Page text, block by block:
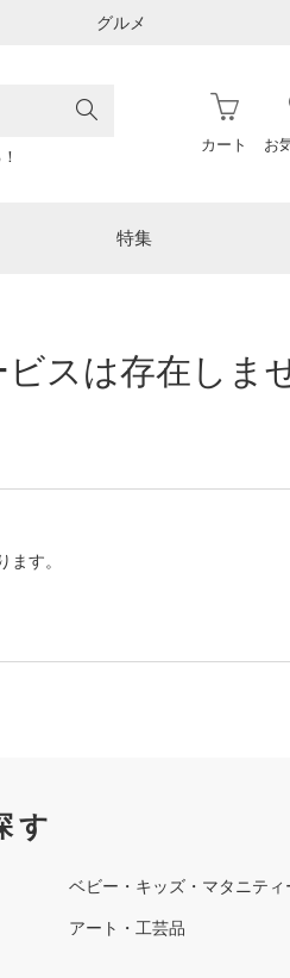
グルメ
カート お
特集
スは存在しま
す。
す
ベビー・キッズ・マタニティ
アート・工芸品